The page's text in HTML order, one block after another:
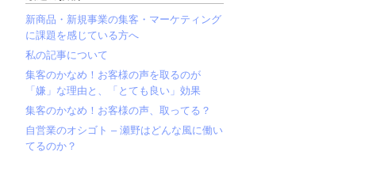
新商品・新規事業の集客・マーケティング
に課題を感じている方へ
私の記事について
集客のかなめ！お客様の声を取るのが
「嫌」な理由と、「とても良い」効果
集客のかなめ！お客様の声、取ってる？
自営業のオシゴト – 瀬野はどんな風に働い
てるのか？